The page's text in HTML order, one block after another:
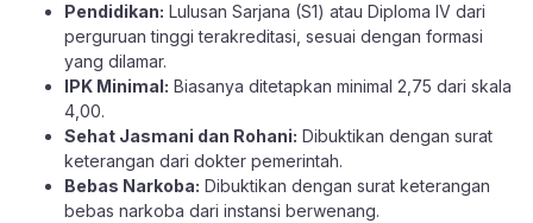
Pendidikan: Lulusan Sarjana (S1) atau Diploma IV dari
perguruan tinggi terakreditasi, sesuai dengan formasi
yang dilamar.
IPK Minimal: Biasanya ditetapkan minimal 2,75 dari skala
4,00.
Sehat Jasmani dan Rohani: Dibuktikan dengan surat
keterangan dari dokter pemerintah.
Bebas Narkoba: Dibuktikan dengan surat keterangan
bebas narkoba dari instansi berwenang.